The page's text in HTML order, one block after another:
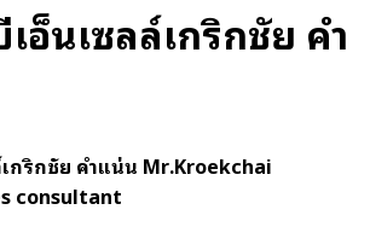
อ็นเซลล์เกริกชัย คำ
เกริกชัย คำแน่น Mr.Kroekchai
consultant